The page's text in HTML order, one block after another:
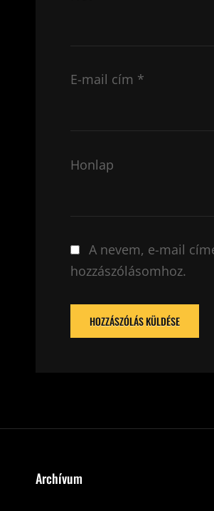
E-mail cím *
Honlap
A nevem, e-mail
hozzászólásomhoz.
Archívum